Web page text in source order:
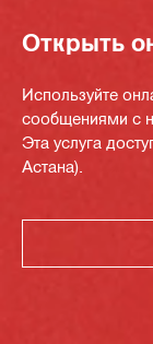
Открыть
Используйте
сообщениями с
Эта услуга
Астана).